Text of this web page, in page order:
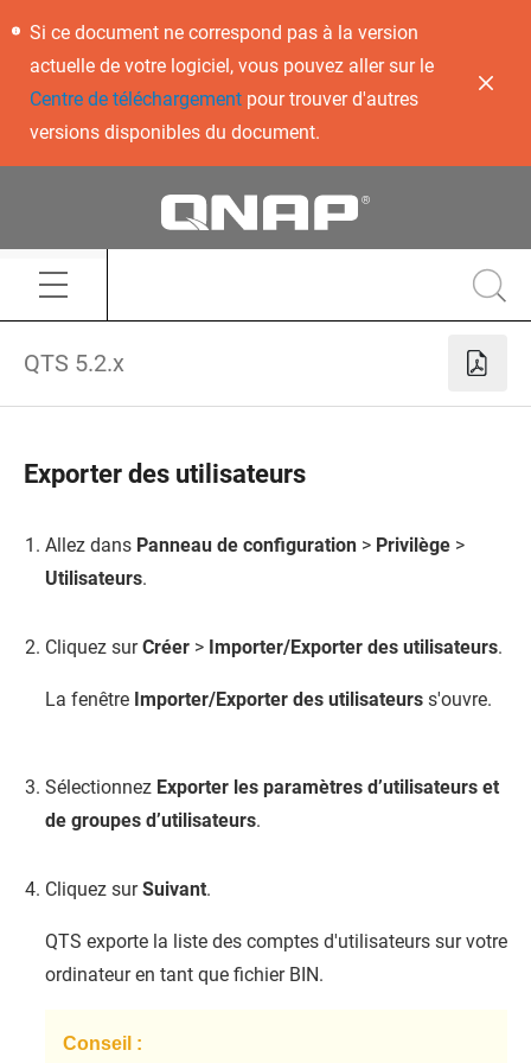
Si ce document ne correspond pas à la version
actuelle de votre logiciel, vous pouvez aller sur le
Centre de téléchargementpour trouver d'autres
versions disponibles du document.
QTS 5.2.x
Exporter des utilisateurs
Allez dans Panneau de configuration > Privilège >
Utilisateurs.
Cliquez surCréer > Importer/Exporter des utilisateurs.
La fenêtre Importer/Exporter des utilisateurs s'ouvre.
Sélectionnez Exporter les paramètres d’utilisateurs et
de groupes d’utilisateurs.
Cliquez surSuivant.
QTS exporte la liste des comptes d'utilisateurs sur votre
ordinateur en tant que fichier BIN.
Conseil :